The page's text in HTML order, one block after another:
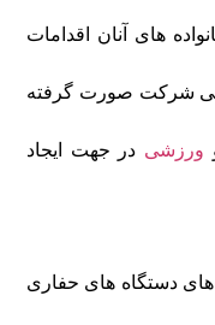
های آنان اقدامات
شرکت صورت گرفته
ورزشی در جهت ایجاد
های دستگاه های حفاری